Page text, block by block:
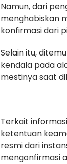
Namun, dari
menghabiskan
konfirmasi dari
Selain itu,
kendala pada
mestinya saat
Terkait
ketentuan
resmi dari
mengonfirmasi